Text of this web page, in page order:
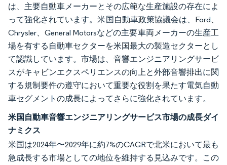
は、主要自動車メーカーとその広範な生産施設の存在によ
って強化されています。米国自動車政策協議会は、Ford、
Chrysler、General Motorsなどの主要車両メーカーの生産工
場を有する自動車セクターを米国最大の製造セクターとし
て認識しています。市場は、音響エンジニアリングサービ
スがキャビンエクスペリエンスの向上と外部音響排出に関
する規制要件の遵守において重要な役割を果たす電気自動
車セグメントの成長によってさらに強化されています。
米国自動車音響エンジニアリングサービス市場の成長ダイ
ナミクス
米国は2024年〜2029年に約7%のCAGRで北米において最も
急成長する市場としての地位を維持する見込みです。この